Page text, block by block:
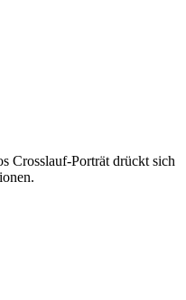
Crosslauf-Porträt drückt sich